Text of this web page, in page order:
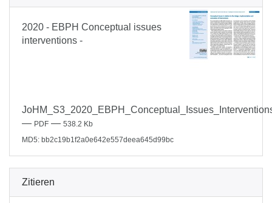
2020 - EBPH Conceptual issues
interventions -
— PDF — 538.2 Kb
MD5: bb2c19b1f2a0e642e557deea645d99bc
Zitieren